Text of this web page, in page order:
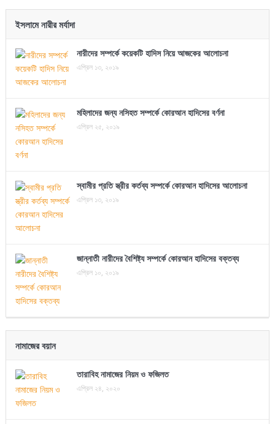
ইসলামে নারীর মর্যাদা
নারীদের সম্পর্কে কয়েকটি হাদিস নিয়ে আজকের আলোচনা
এপ্রিল ১৩, ২০১৯
মহিলাদের জন্য নসিহত সম্পর্কে কোরআন হাদিসের বর্ণনা
এপ্রিল ২৫, ২০১৯
স্বামীর প্রতি স্ত্রীর কর্তব্য সম্পর্কে কোরআন হাদিসের আলোচনা
এপ্রিল ১৩, ২০১৯
জান্নাতী নারীদের বৈশিষ্ট্য সম্পর্কে কোরআন হাদিসের বক্তব্য
এপ্রিল ১০, ২০১৯
নামাজের বয়ান
তারাবিহ নামাজের নিয়ম ও ফজিলত
এপ্রিল ২৪, ২০২০